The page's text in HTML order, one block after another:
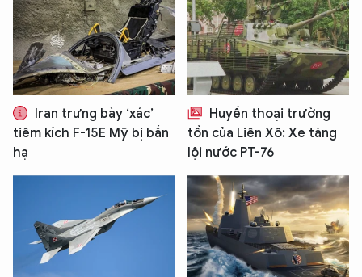
Iran trưng bày ‘xác’
tiêm kích F-15E Mỹ bị bắn
hạ
Huyền thoại trường
tồn của Liên Xô: Xe tăng
lội nước PT-76